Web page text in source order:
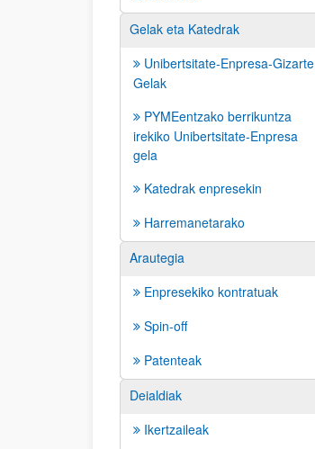
Gelak eta Katedrak
Unibertsitate-Enpresa-Gizarte
Gelak
PYMEentzako berrikuntza
irekiko Unibertsitate-Enpresa
gela
Katedrak enpresekin
Harremanetarako
Arautegia
Enpresekiko kontratuak
Spin-off
Patenteak
Deialdiak
Ikertzaileak